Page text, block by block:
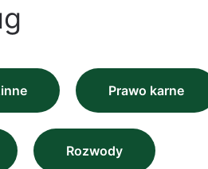
Prawo karne
Rozwody